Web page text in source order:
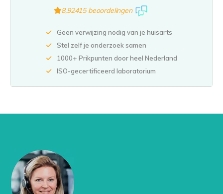
8,92415 beoordelingen
Geen verwijzing nodig van je huisarts
Stel zelf je onderzoek samen
1000+ Prikpunten door heel Nederland
ISO-gecertificeerd laboratorium